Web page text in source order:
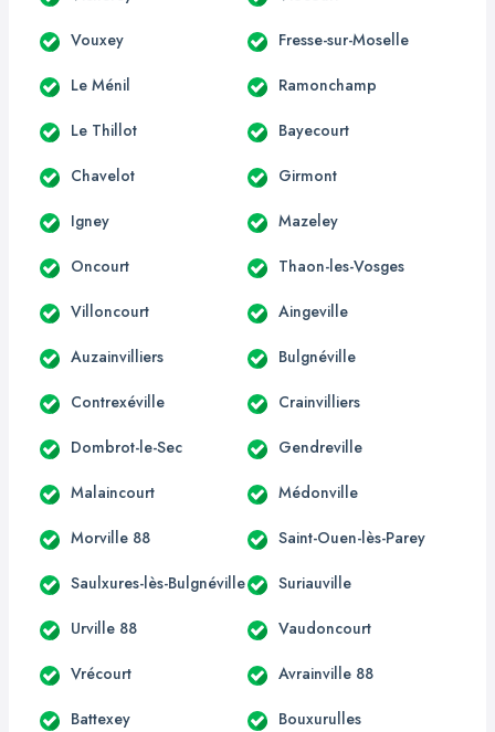
Vouxey Fresse-sur-Moselle
Le Ménil Ramonchamp
Le Thillot Bayecourt
Chavelot Girmont
Igney Mazeley
Oncourt Thaon-les-Vosges
Villoncourt Aingeville
Auzainvilliers Bulgnéville
Contrexéville Crainvilliers
Dombrot-le-Sec Gendreville
Malaincourt Médonville
Morville 88 Saint-Ouen-lès-Parey
Saulxures-lès-Bulgnéville Suriauville
Urville 88 Vaudoncourt
Vrécourt Avrainville 88
Battexey Bouxurulles